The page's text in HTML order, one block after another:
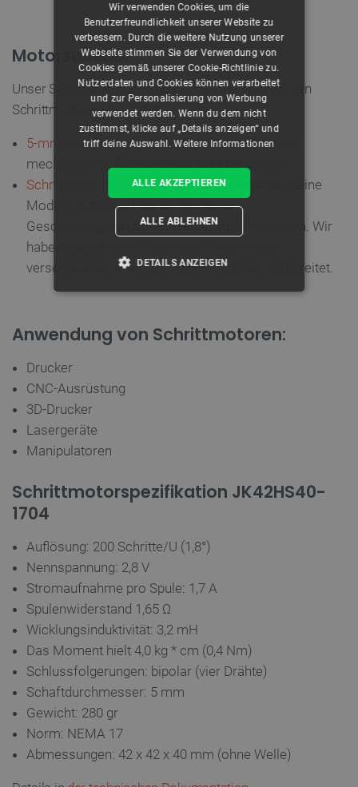
Motorzubehör
Unser Shop bietet auch Zubehör, das den Betrieb von
Schrittmotoren erleichtert:
5-mm-Montagenabe- ermöglicht die Montage
mechanischer Elemente auf der Motorwelle
Schrittmotortreiber- einfach zu bedienende, kleine
Module, mit denen Sie die Richtung,
Geschwindigkeit und Auflösung steuern können. Wir
haben auch
verschiedener Arten von Schrittmotoren vorbereitet.
Anwendung von Schrittmotoren:
Drucker
CNC-Ausrüstung
3D-Drucker
Lasergeräte
Manipulatoren
Schrittmotorspezifikation JK42HS40-
1704
Auflösung: 200 Schritte/U (1,8°)
Nennspannung: 2,8 V
Stromaufnahme pro Spule: 1,7 A
Spulenwiderstand 1,65 Ω
Wicklungsinduktivität: 3,2 mH
Das Moment hielt 4,0 kg * cm (0,4 Nm)
Schlussfolgerungen: bipolar (vier Drähte)
Schaftdurchmesser: 5 mm
Gewicht: 280 gr
Norm: NEMA 17
Abmessungen: 42 x 42 x 40 mm (ohne Welle)
Wir verwenden Cookies, um die
Benutzerfreundlichkeit unserer Website zu
verbessern. Durch die weitere Nutzung unserer
Webseite stimmen Sie der Verwendung von
Cookies gemäß unserer Cookie-Richtlinie zu.
Nutzerdaten und Cookies können verarbeitet
und zur Personalisierung von Werbung
verwendet werden. Wenn du dem nicht
zustimmst, klicke auf „Details anzeigen“ und
triff deine Auswahl.Weitere Informationen
ALLE AKZEPTIEREN
ALLE ABLEHNEN
DETAILS ANZEIGEN
PERFORMANCE
Unbedingt erforderlich Performance
Unbedingt erforderliche Cookies ermöglichen
wesentliche Kernfunktionen der Website wie die
Benutzeranmeldung und die Kontoverwaltung.
Ohne die unbedingt erforderlichen Cookies kann
die Website nicht ordnungsgemäß verwendet
werden.
Name
VISITOR_PRIVACY_METADATA